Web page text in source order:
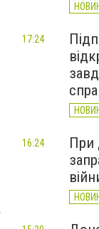
17:24
При
16:24